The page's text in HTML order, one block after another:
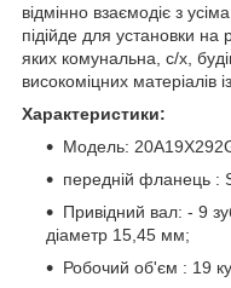
відмінно взаємодіє з
підійде для установки на
яких комунальна, с/х,
високоміцних матеріалів
Характеристики:
Модель:
передній фланець :
Привідний вал: - 9
діаметр 15,45 мм;
Робочий об'єм : 19